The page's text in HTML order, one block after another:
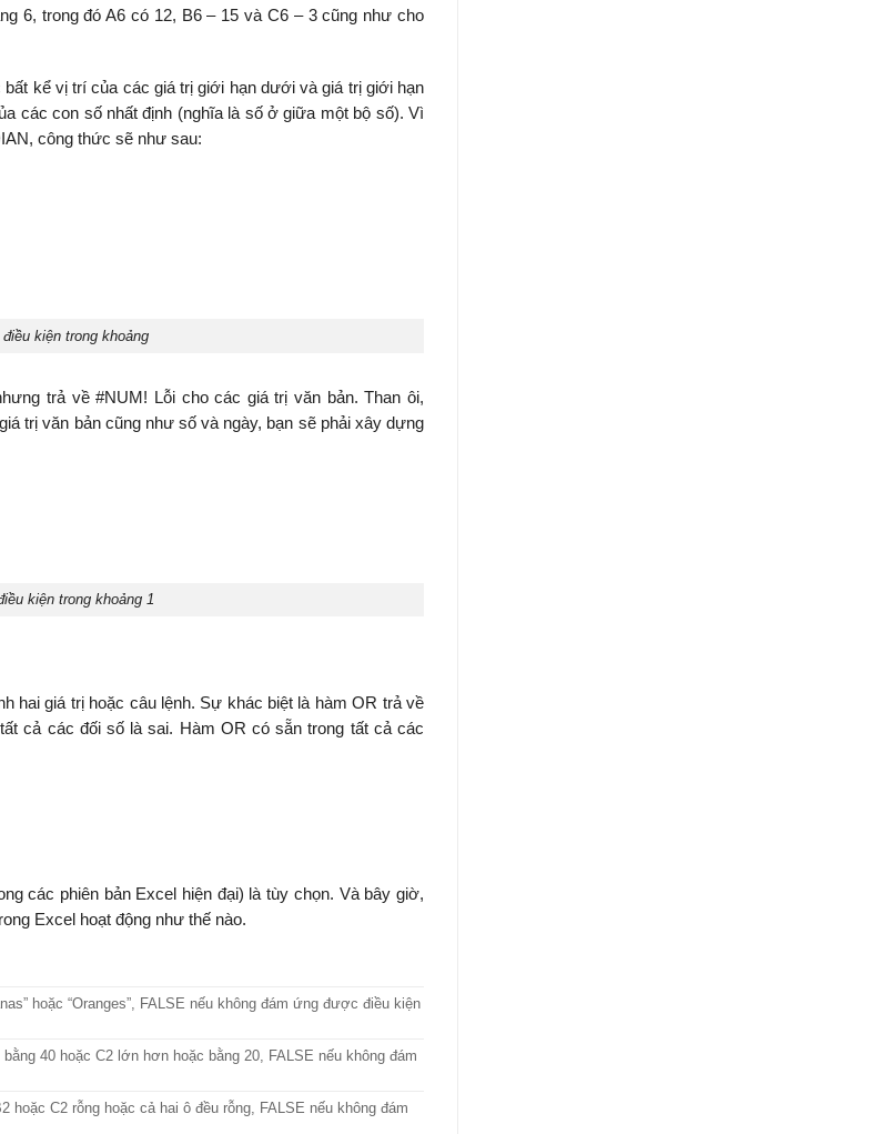
6, trong đó A6 có 12, B6 – 15 và C6 – 3 cũng như cho
kể vị trí của các giá trị giới hạn dưới và giá trị giới hạn
các con số nhất định (nghĩa là số ở giữa một bộ số). Vì
công thức sẽ như sau:
kiện trong khoảng
trả về #NUM! Lỗi cho các giá trị văn bản. Than ôi,
trị văn bản cũng như số và ngày, bạn sẽ phải xây dựng
kiện trong khoảng 1
hai giá trị hoặc câu lệnh. Sự khác biệt là hàm OR trả về
cả các đối số là sai. Hàm OR có sẵn trong tất cả các
các phiên bản Excel hiện đại) là tùy chọn. Và bây giờ,
Excel hoạt động như thế nào.
hoặc “Oranges”, FALSE nếu không đám ứng được điều kiện
40 hoặc C2 lớn hơn hoặc bằng 20, FALSE nếu không đám
hoặc C2 rỗng hoặc cả hai ô đều rỗng, FALSE nếu không đám